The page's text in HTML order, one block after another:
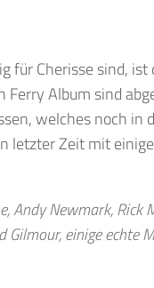
für Cherisse sind, ist
Album sind
welches noch in
letzter Zeit mit
Andy Newmark,
Gilmour,einige echte